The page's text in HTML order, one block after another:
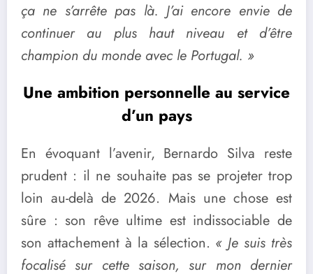
ça ne s’arrête pas là. J’ai encore envie de
continuer au plus haut niveau et d’être
champion du monde avec le Portugal. »
Une ambition personnelle au service
d’un pays
En évoquant l’avenir, Bernardo Silva reste
prudent : il ne souhaite pas se projeter trop
loin au-delà de 2026. Mais une chose est
sûre : son rêve ultime est indissociable de
son attachement à la sélection. « Je suis très
focalisé sur cette saison, sur mon dernier